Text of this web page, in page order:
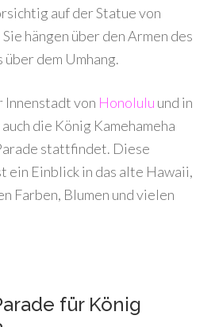
auf der Statue von
hängen über den Armen des
dem Umhang.
Innenstadt von Honolulu und in
die König Kamehameha
stattfindet. Diese
ein Einblick in das alte Hawaii,
Farben, Blumen und vielen
für König